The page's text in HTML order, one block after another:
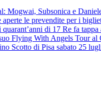
Mogwai, Subsonica e
le prevendite per i
di 17 Re fa tappa
Flying With Angels Tour al
Scotto di Pisa sabato 25